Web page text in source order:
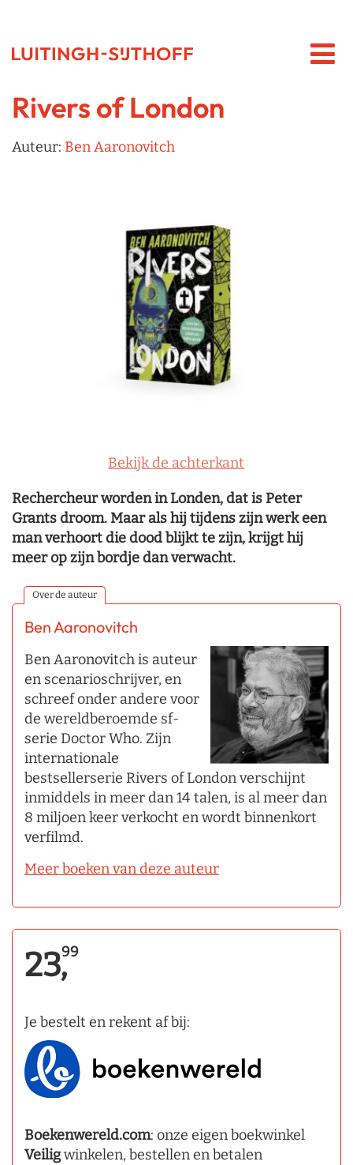
Rivers of London
Auteur: Ben Aaronovitch
Bekijk de achterkant
Rechercheur worden in Londen, dat is Peter
Grants droom. Maar als hij tijdens zijn werk een
man verhoort die dood blijkt te zijn, krijgt hij
meer op zijn bordje dan verwacht.
Over de auteur
Ben Aaronovitch
Ben Aaronovitch is auteur
en scenarioschrijver, en
schreef onder andere voor
de wereldberoemde sf-
serie Doctor Who. Zijn
internationale
bestsellerserie Rivers of London verschijnt
inmiddels in meer dan 14 talen, is al meer dan
8 miljoen keer verkocht en wordt binnenkort
verfilmd.
Meer boeken van deze auteur
23,99
Je bestelt en rekent af bij:
Boekenwereld.com: onze eigen boekwinkel
Veiligwinkelen, bestellen en betalen